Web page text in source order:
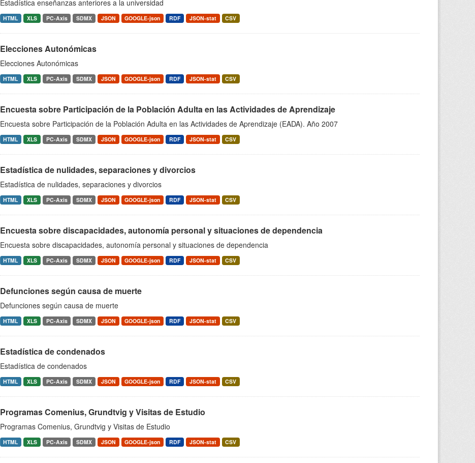
Estadística enseñanzas anteriores a la universidad
HTML XLS PC-Axis SDMX JSON GOOGLE-json RDF JSON-stat CSV
Elecciones Autonómicas
Elecciones Autonómicas
HTML XLS PC-Axis SDMX JSON GOOGLE-json RDF JSON-stat CSV
Encuesta sobre Participación de la Población Adulta en las Actividades de Aprendizaje
Encuesta sobre Participación de la Población Adulta en las Actividades de Aprendizaje (EADA). Año 2007
HTML XLS PC-Axis SDMX JSON GOOGLE-json RDF JSON-stat CSV
Estadística de nulidades, separaciones y divorcios
Estadística de nulidades, separaciones y divorcios
HTML XLS PC-Axis SDMX JSON GOOGLE-json RDF JSON-stat CSV
Encuesta sobre discapacidades, autonomía personal y situaciones de dependencia
Encuesta sobre discapacidades, autonomía personal y situaciones de dependencia
HTML XLS PC-Axis SDMX JSON GOOGLE-json RDF JSON-stat CSV
Defunciones según causa de muerte
Defunciones según causa de muerte
HTML XLS PC-Axis SDMX JSON GOOGLE-json RDF JSON-stat CSV
Estadística de condenados
Estadística de condenados
HTML XLS PC-Axis SDMX JSON GOOGLE-json RDF JSON-stat CSV
Programas Comenius, Grundtvig y Visitas de Estudio
Programas Comenius, Grundtvig y Visitas de Estudio
HTML XLS PC-Axis SDMX JSON GOOGLE-json RDF JSON-stat CSV